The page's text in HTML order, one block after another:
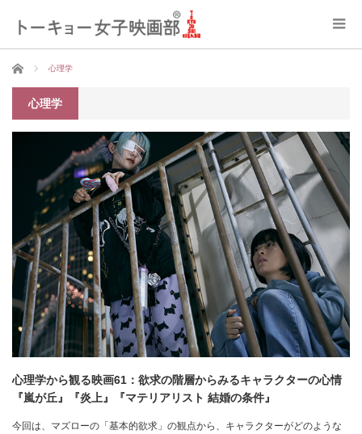
ホーム 心理学
心理学
心理学から観る映画61：欲求の階層からみるキャラクターの心情
『嵐が丘』『炎上』『マテリアリスト 結婚の条件』
今回は、マズローの「基本的欲求」の観点から、キャラクターがどのような